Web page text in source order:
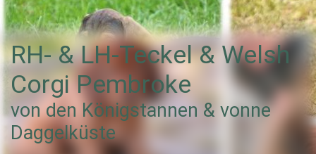
RH- & LH-Teckel & Welsh
Corgi Pembroke
von den Königstannen & vonne
Daggelküste